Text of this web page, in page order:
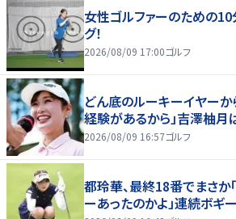
女性ゴルファーのための
グ！
2026/08/09 17:00ゴルフ
どん底のルーキーイヤーか
経験があるから」吉澤柚月
2026/08/09 16:57ゴルフ
都玲華、最終18番でまさか
ーあったのかよ」連続ボギ